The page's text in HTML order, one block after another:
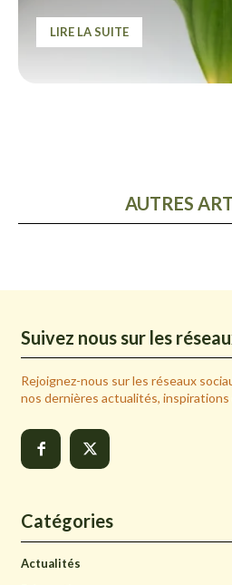
LIRE LA SUITE
AUTRES
Suivez nous sur les
Rejoignez-nous sur les réseaux
nos dernières actualités,
Catégories
Actualités